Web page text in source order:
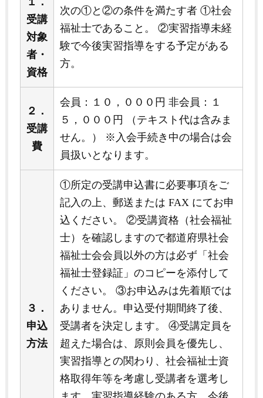
受講
対象
者・
資格
次の①と②の条件を満たす者 ①社会
福祉士であること。 ②実習指導未経
験で今後実習指導をする予定がある
方。
２．
受講
費
会員：１０，０００円 非会員：１
５，０００円 （テキスト代は含みま
せん。） ※入会手続き中の場合は会
員扱いとなります。
３．
申込
方法
①所定の受講申込書に必要事項をご
記入の上、郵送または FAX にてお申
込ください。 ②受講資格（社会福祉
士）を確認しますので都道府県社会
福祉士会会員以外の方は必ず「社会
福祉士登録証」のコピーを添付して
ください。 ③お申込みは先着順では
ありません。申込受付期間終了後、
受講者を決定します。 ④受講定員を
超えた場合は、原則会員を優先し、
実習指導との関わり、社会福祉士資
格取得年等を考慮し受講者を選考し